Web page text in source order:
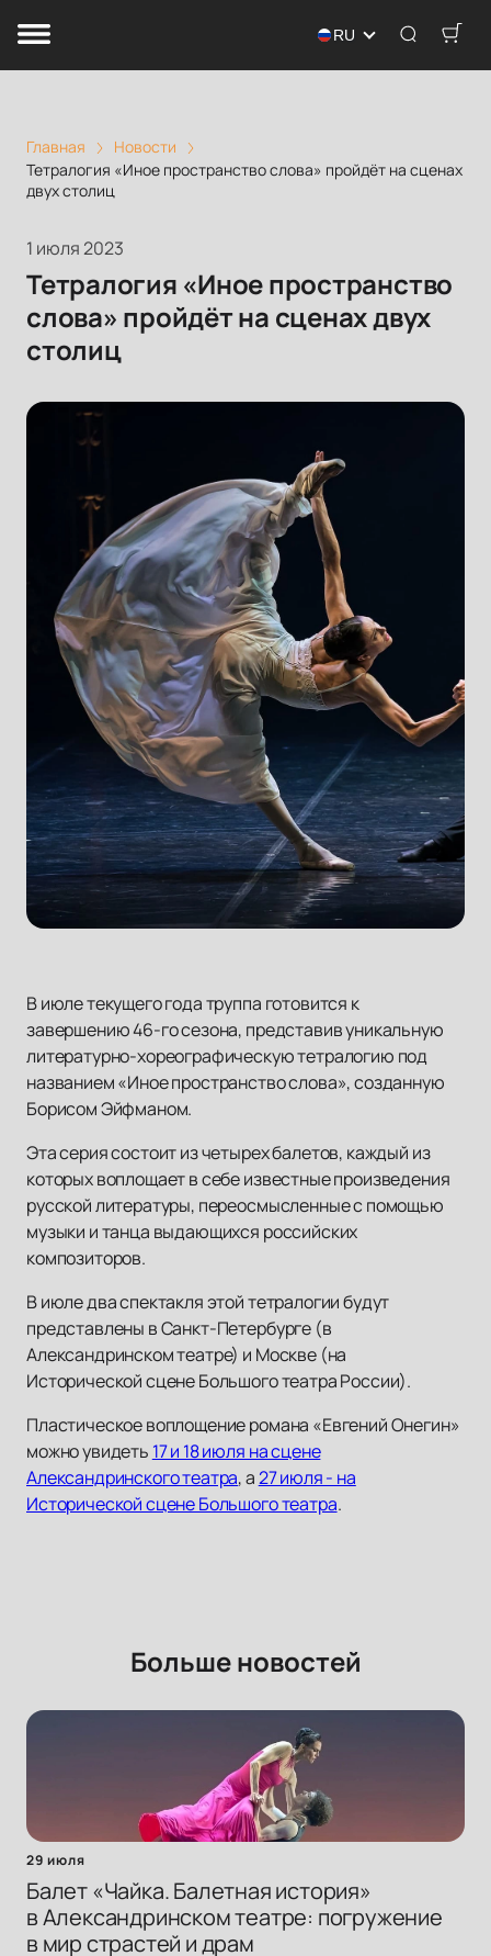
RU
Главная
Новости
Тетралогия «Иное пространство слова» пройдёт на сценах
двух столиц
1 июля 2023
Тетралогия «Иное пространство
слова» пройдёт на сценах двух
столиц
В июле текущего года труппа готовится к
завершению 46-го сезона, представив уникальную
литературно-хореографическую тетралогию под
названием «Иное пространство слова», созданную
Борисом Эйфманом.
Эта серия состоит из четырех балетов, каждый из
которых воплощает в себе известные произведения
русской литературы, переосмысленные с помощью
музыки и танца выдающихся российских
композиторов.
В июле два спектакля этой тетралогии будут
представлены в Санкт-Петербурге (в
Александринском театре) и Москве (на
Исторической сцене Большого театра России).
Пластическое воплощение романа «Евгений Онегин»
можно увидеть 17 и 18 июля на сцене
Александринского театра, а27 июля - на
Исторической сцене Большого театра.
Больше новостей
29 июля
Балет «Чайка. Балетная история»
в Александринском театре: погружение
в мир страстей и драм